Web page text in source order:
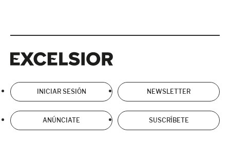
INICIAR SESIÓN NEWSLETTER
ANÚNCIATE SUSCRÍBETE